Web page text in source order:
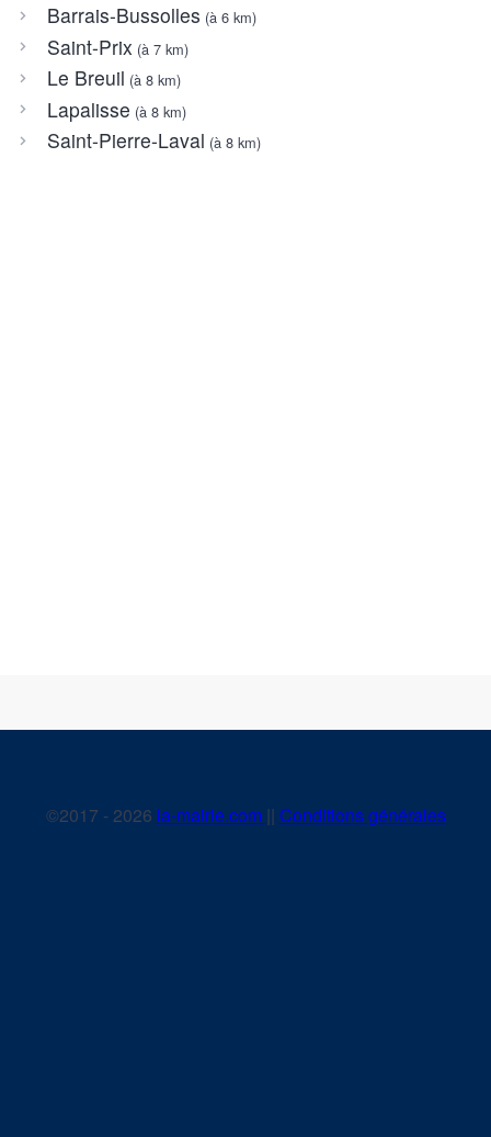
Barrais-Bussolles (à 6 km)
Saint-Prix (à 7 km)
Le Breuil (à 8 km)
Lapalisse (à 8 km)
Saint-Pierre-Laval (à 8 km)
©2017 - 2026 la-mairie.com || Conditions générales